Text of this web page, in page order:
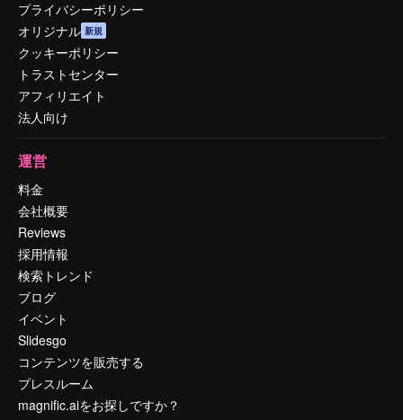
プライバシーポリシー
オリジナル 新規
クッキーポリシー
トラストセンター
アフィリエイト
法人向け
運営
料金
会社概要
Reviews
採用情報
検索トレンド
ブログ
イベント
Slidesgo
コンテンツを販売する
プレスルーム
magnific.aiをお探しですか？